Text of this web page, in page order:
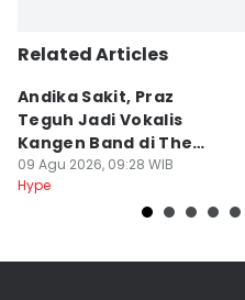
Related Articles
Andika Sakit, Praz
Teguh Jadi Vokalis
Kangen Band di The
Sounds Project
09 Agu 2026, 09:28 WIB
Hype